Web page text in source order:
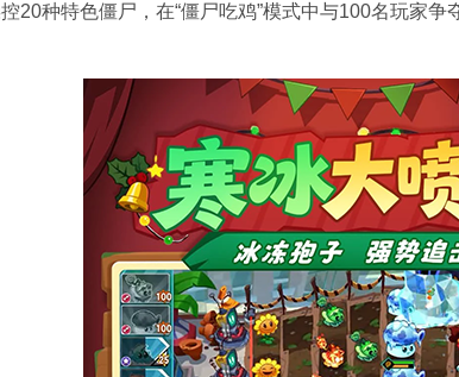
20种特色僵尸，在“僵尸吃鸡”模式中与100名玩家